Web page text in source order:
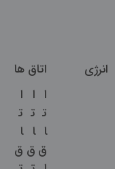
انرژی
اتاق ها
ا
ت
ا
ق
ا
ت
ا
ق
ا
ت
ا
ق